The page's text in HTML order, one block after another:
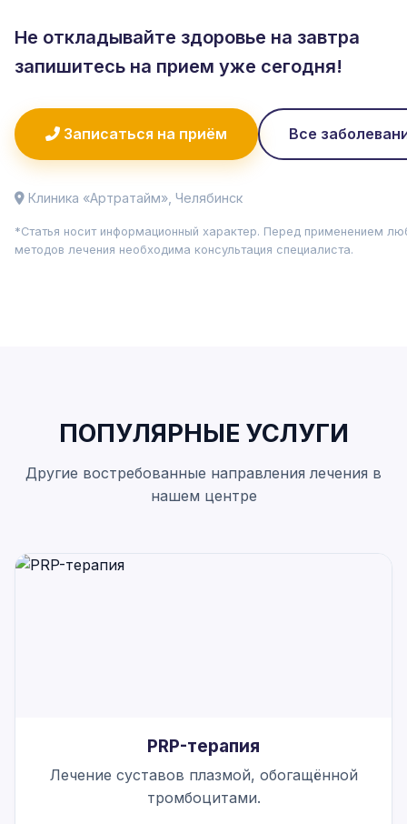
Не откладывайте здоровье на завтра
запишитесь на прием уже сегодня!
Записаться на приём Все
Клиника «Артратайм», Челябинск
*Статья носит информационный характер. Перед применением
методов лечения необходима консультация специалиста.
ПОПУЛЯРНЫЕ УСЛУГИ
Другие востребованные направления лечения в
нашем центре
PRP-терапия
Лечение суставов плазмой, обогащённой
тромбоцитами.